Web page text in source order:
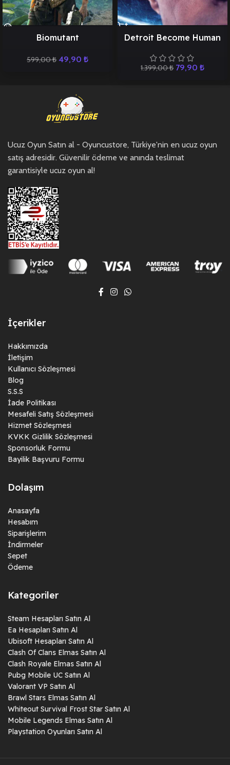
Biomutant
599,00₺ 49,90 ₺
Detroit Become Human
1.399,00₺ 79,90 ₺
Ucuz Oyun Satın al - Oyuncustore, Türkiye'nin en ucuz oyun
satış adresidir. Güvenilir ödeme ve anında teslimat
garantisiyle ucuz oyun al!
İçerikler
Hakkımızda
İletişim
Kullanıcı Sözleşmesi
Blog
S.S.S
İade Politikası
Mesafeli Satış Sözleşmesi
Hizmet Sözleşmesi
KVKK Gizlilik Sözleşmesi
Sponsorluk Formu
Bayilik Başvuru Formu
Dolaşım
Anasayfa
Hesabım
Siparişlerim
İndirmeler
Sepet
Ödeme
Kategoriler
Steam Hesapları Satın Al
Ea Hesapları Satın Al
Ubisoft Hesapları Satın Al
Clash Of Clans Elmas Satın Al
Clash Royale Elmas Satın Al
Pubg Mobile UC Satın Al
Valorant VP Satın Al
Brawl Stars Elmas Satın Al
Whiteout Survival Frost Star Satın Al
Mobile Legends Elmas Satın Al
Playstation Oyunları Satın Al